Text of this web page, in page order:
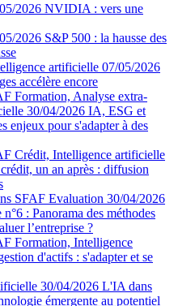
2026 NVIDIA : vers une
2026 S&P 500 : la hausse des
artificielle 07/05/2026
accélère encore
Formation, Analyse extra-
30/04/2026 IA, ESG et
enjeux pour s'adapter à des
Crédit, Intelligence artificielle
un an après : diffusion
SFAF Evaluation 30/04/2026
: Panorama des méthodes
l’entreprise ?
Formation, Intelligence
d'actifs : s'adapter et se
30/04/2026 L'IA dans
émergente au potentiel